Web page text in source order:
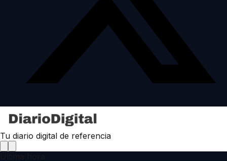
Tu diario digital de referencia